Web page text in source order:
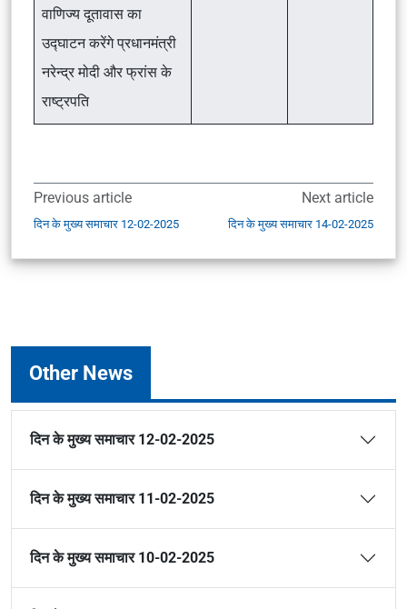
वाणिज्य दूतावास का
उद्घाटन करेंगे प्रधानमंत्री
नरेन्द्र मोदी और फ्रांस के
राष्ट्रपति
Previous article
दिन के मुख्य समाचार 12-02-2025
Next article
दिन के मुख्य समाचार 14-02-2025
Other News
दिन के मुख्य समाचार 12-02-2025
दिन के मुख्य समाचार 11-02-2025
दिन के मुख्य समाचार 10-02-2025